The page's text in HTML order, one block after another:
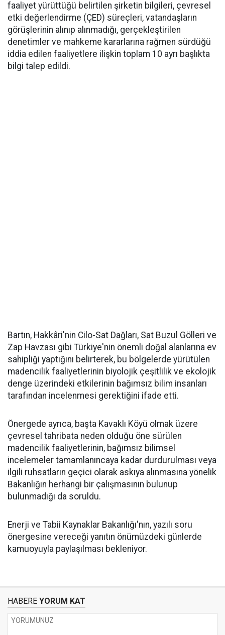
faaliyet yürüttüğü belirtilen şirketin bilgileri, çevresel
etki değerlendirme (ÇED) süreçleri, vatandaşların
görüşlerinin alınıp alınmadığı, gerçekleştirilen
denetimler ve mahkeme kararlarına rağmen sürdüğü
iddia edilen faaliyetlere ilişkin toplam 10 ayrı başlıkta
bilgi talep edildi.
Bartın, Hakkâri'nin Cilo-Sat Dağları, Sat Buzul Gölleri ve
Zap Havzası gibi Türkiye'nin önemli doğal alanlarına ev
sahipliği yaptığını belirterek, bu bölgelerde yürütülen
madencilik faaliyetlerinin biyolojik çeşitlilik ve ekolojik
denge üzerindeki etkilerinin bağımsız bilim insanları
tarafından incelenmesi gerektiğini ifade etti.
Önergede ayrıca, başta Kavaklı Köyü olmak üzere
çevresel tahribata neden olduğu öne sürülen
madencilik faaliyetlerinin, bağımsız bilimsel
incelemeler tamamlanıncaya kadar durdurulması veya
ilgili ruhsatların geçici olarak askıya alınmasına yönelik
Bakanlığın herhangi bir çalışmasının bulunup
bulunmadığı da soruldu.
Enerji ve Tabii Kaynaklar Bakanlığı'nın, yazılı soru
önergesine vereceği yanıtın önümüzdeki günlerde
kamuoyuyla paylaşılması bekleniyor.
HABERE YORUM KAT